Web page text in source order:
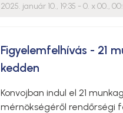
2025. január 10., 19:35 - 0. x 00.,
Figyelemfelhívás - 21
kedden
Konvojban indul el 21
mérnökségéről rendőrségi